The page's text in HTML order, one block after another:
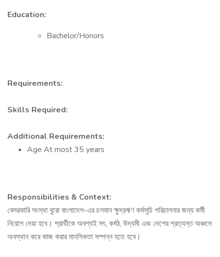
Education:
Bachelor/Honors
Requirements:
Skills Required:
Additional Requirements:
Age At most 35 years
Responsibilities & Context:
বেসরকারি সংস্থা বুরো বাংলাদেশ-এর চলমান ক্ষুদ্রঋণ কর্মসূচি পরিচালনার জন্য কর্মী
নিয়োগ দেয়া হবে। প্রার্থীকে অবশ্যই সৎ, কর্মঠ, উদ্যমী এবং দেশের প্রত্যন্ত অঞ্চলে
অবস্থান করে কাজ করার মানসিকতা সম্পন্ন হতে হবে।